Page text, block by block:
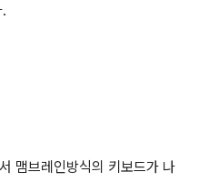
맴브레인방식의 키보드가 나